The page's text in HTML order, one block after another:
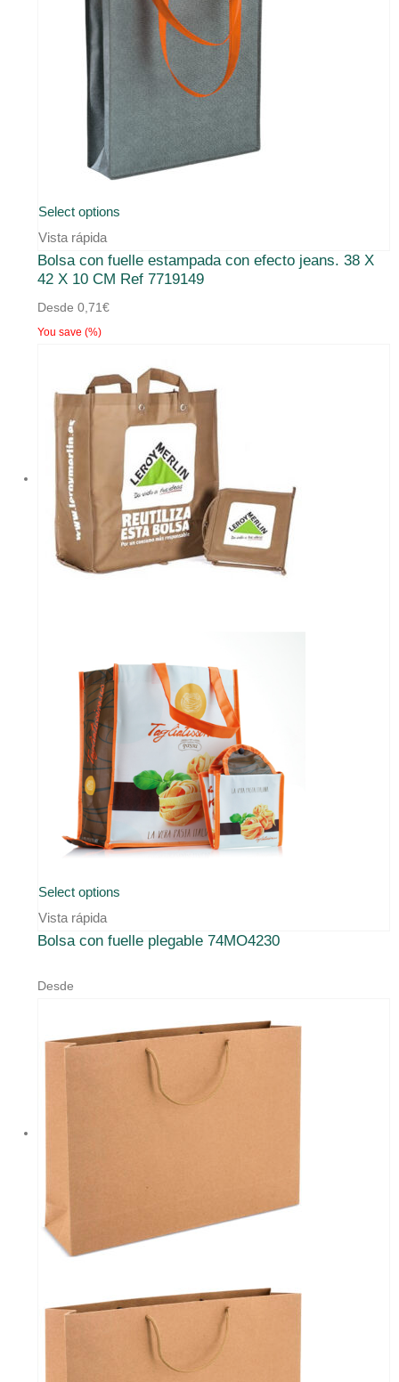
Select options
tiene
múltiples
opciones
se
pueden
elegir
la
página
de
producto
Vista rápida
Bolsa con fuelle estampada con efecto jeans. 38 X
42 X 10 CM Ref 7719149
Desde 0,71€
You save (%)
Select options
Vista rápida
Bolsa con fuelle plegable 74MO4230
Desde